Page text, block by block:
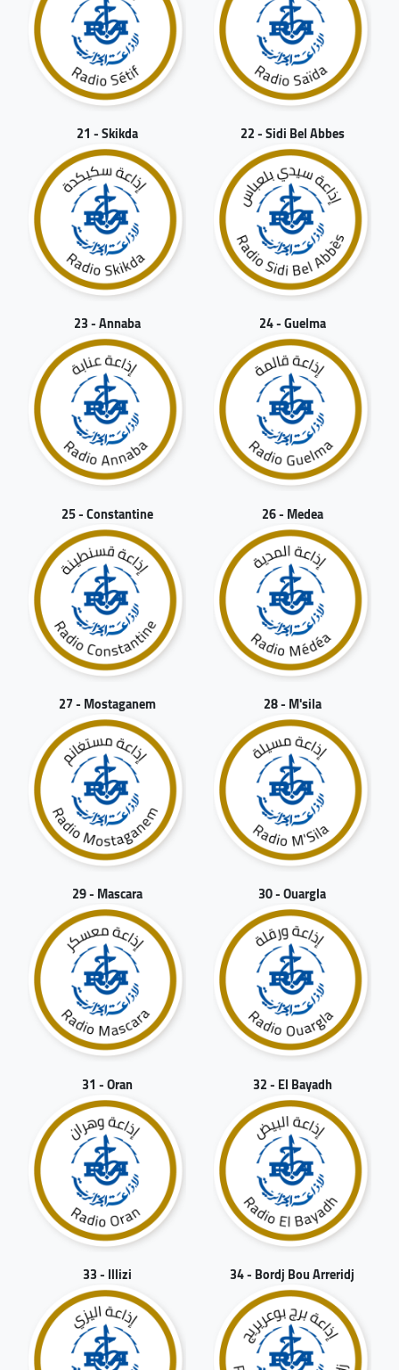
21 - Skikda 22 - Sidi Bel Abbes
23 - Annaba 24 - Guelma
25 - Constantine 26 - Medea
27 - Mostaganem 28 - M'sila
29 - Mascara 30 - Ouargla
31 - Oran 32 - El Bayadh
33 - Illizi 34 - Bordj Bou Arreridj